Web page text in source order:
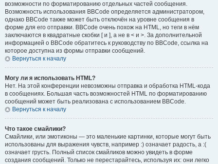
возможности по форматированию отдельных частей сообщения.
Возможность использования BBCode определяется администратором,
однако BBCode также может быть отключён на уровне сообщения в
форме для его отправки. BBCode очень похож на HTML, но теги в нём
заключаются в квадратные скобки [ и ], а не в < и >. За дополнительной
информацией о BBCode обратитесь к руководству по BBCode, ссылка на
которое доступна из формы отправки сообщений.
Вернуться к началу
Могу ли я использовать HTML?
Нет. На этой конференции невозможны отправка и обработка HTML-кода
в сообщениях. Большая часть возможностей HTML по форматированию
сообщений может быть реализована с использованием BBCode.
Вернуться к началу
Что такое смайлики?
Смайлики, или эмотиконы — это маленькие картинки, которые могут быть
использованы для выражения чувств, например :) означает радость, а :(
означает грусть. Полный список смайликов можно увидеть в форме
создания сообщений. Только не перестарайтесь, используя их: они легко